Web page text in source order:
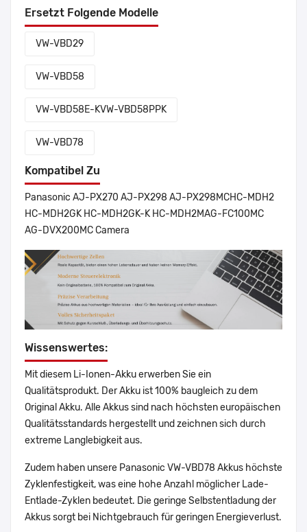
Ersetzt Folgende Modelle
VW-VBD29
VW-VBD58
VW-VBD58E-KVW-VBD58PPK
VW-VBD78
Kompatibel Zu
Panasonic AJ-PX270 AJ-PX298 AJ-PX298MCHC-MDH2
HC-MDH2GK HC-MDH2GK-K HC-MDH2MAG-FC100MC
AG-DVX200MC Camera
Wissenswertes:
Mit diesem Li-Ionen-Akku erwerben Sie ein
Qualitätsprodukt. Der Akku ist 100% baugleich zu dem
Original Akku. Alle Akkus sind nach höchsten europäischen
Qualitätsstandards hergestellt und zeichnen sich durch
extreme Langlebigkeit aus.
Zudem haben unsere Panasonic VW-VBD78 Akkus höchste
Zyklenfestigkeit, was eine hohe Anzahl möglicher Lade-
Entlade-Zyklen bedeutet. Die geringe Selbstentladung der
Akkus sorgt bei Nichtgebrauch für geringen Energieverlust.